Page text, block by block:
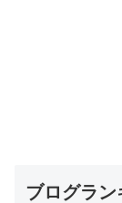
ブログラン